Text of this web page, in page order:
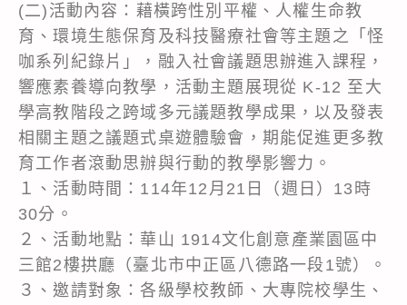
(二)活動內容：藉橫跨性別平權、人權生命教
育、環境生態保育及科技醫療社會等主題之「怪
咖系列紀錄片」，融入社會議題思辦進入課程，
響應素養導向教學，活動主題展現從 K-12 至大
學高教階段之跨域多元議題教學成果，以及發表
相關主題之議題式桌遊體驗會，期能促進更多教
育工作者滾動思辦與行動的教學影響力。
１、活動時間：114年12月21日（週日）13時
30分。
２、活動地點：華山 1914文化創意產業園區中
三館2樓拱廳（臺北市中正區八德路一段1號）。
３、邀請對象：各級學校教師、大專院校學生、